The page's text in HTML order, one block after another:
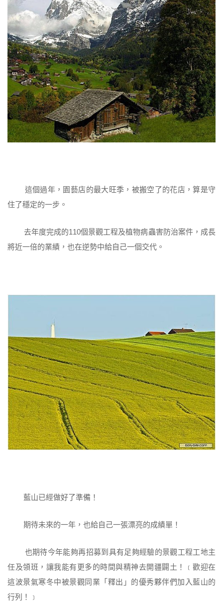
這個過年，園藝店的最大旺季，被搬空了的花店，算是守
住了穩定的一步。
去年度完成的110個景觀工程及植物病蟲害防治案件，成長
將近一倍的業績，也在逆勢中給自己一個交代。
藍山已經做好了準備！
期待未來的一年，也給自己一張漂亮的成績單！
也期待今年能夠再招募到具有足夠經驗的景觀工程工地主
任及領班，讓我能有更多的時間與精神去開疆闢土！﹝歡迎在
這波景氣寒冬中被景觀同業「釋出」的優秀夥伴們加入藍山的
行列！﹞